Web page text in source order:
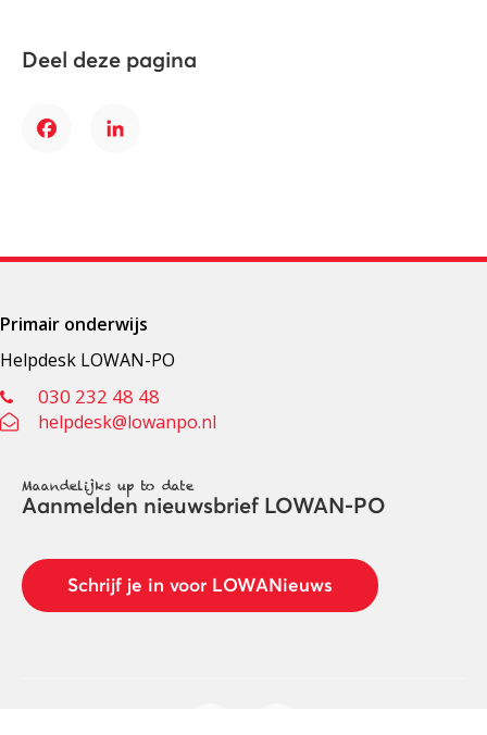
Deel deze pagina
FacebookLinkedIn
Primair onderwijs
Helpdesk LOWAN-PO
030 232 48 48
helpdesk@lowanpo.nl
Maandelijks up to date
Aanmelden nieuwsbrief LOWAN-PO
Schrijf je in voor LOWANieuws